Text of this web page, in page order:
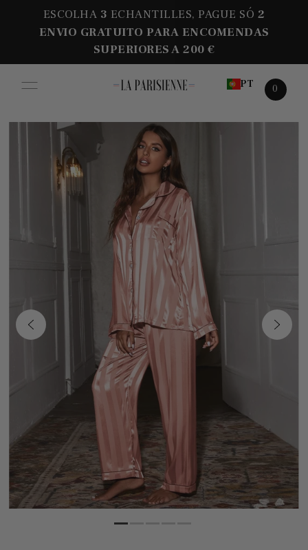
ESCOLHA 3 ECHANTILLES, PAGUE SÓ 2
ENVIO GRATUITO PARA ENCOMENDAS
SUPERIORES A 200 €
PT 0